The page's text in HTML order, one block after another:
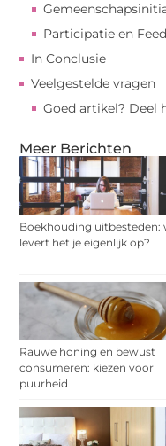
Participatie en
In Conclusie
Veelgestelde vragen
Goed artikel? Deel
Meer Berichten
Boekhouding uitbesteden:
levert het je eigenlijk op?
Rauwe honing en bewust
consumeren: kiezen voor
puurheid